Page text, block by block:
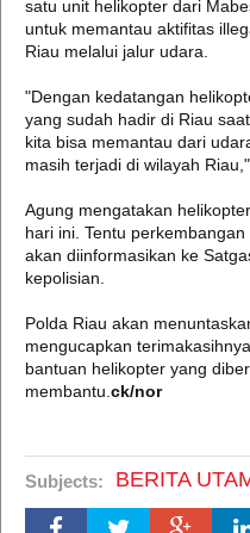
satu unit helikopter dari
untuk memantau aktifitas
Riau melalui jalur udara.
"Dengan kedatangan
yang sudah hadir di Riau
kita bisa memantau dari
masih terjadi di wilayah
Agung mengatakan
hari ini. Tentu
akan diinformasikan ke
kepolisian.
Polda Riau akan
mengucapkan
bantuan helikopter yang
membantu. ck/nor
Subjects: BERITA